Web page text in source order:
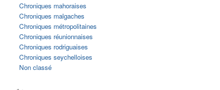
Chroniques mahoraises
Chroniques malgaches
Chroniques métropolitaines
Chroniques réunionnaises
Chroniques rodriguaises
Chroniques seychelloises
Non classé